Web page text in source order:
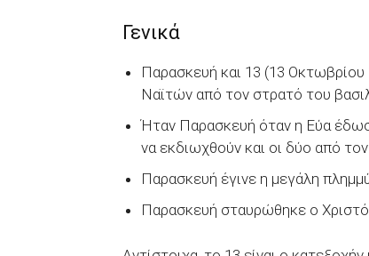
Γενικά
Παρασκευή και 13 (13
Ναϊτών από τον στρατό του
Ήταν Παρασκευή όταν η Εύα
να εκδιωχθούν και οι δύο από
Παρασκευή έγινε η μεγάλη
Παρασκευή σταυρώθηκε ο